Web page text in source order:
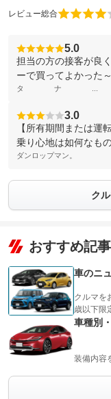
レビュー総合
5.0
担当の方の接客が良
ーで買ってよかった
タ ナ ...
3.0
【所有期間または運
乗り心地は如何なも
ダンロップマン。
ク
おすすめ記事
車のニ
クルマを
歳以下限
車種別
装備内容